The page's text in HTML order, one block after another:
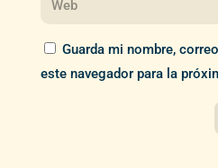
Guarda mi nombre,
este navegador para la